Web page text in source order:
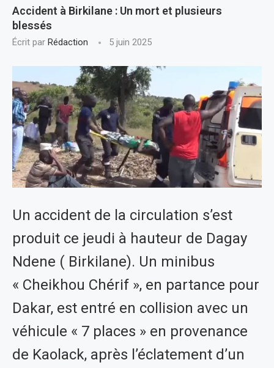
Accident à Birkilane : Un mort et plusieurs
blessés
Écrit par Rédaction 5 juin 2025
Un accident de la circulation s’est
produit ce jeudi à hauteur de Dagay
Ndene ( Birkilane). Un minibus
« Cheikhou Chérif », en partance pour
Dakar, est entré en collision avec un
véhicule « 7 places » en provenance
de Kaolack, après l’éclatement d’un